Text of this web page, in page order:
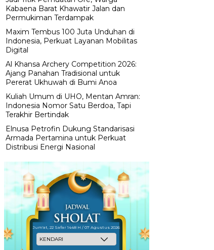
Kabaena Barat Khawatir Jalan dan
Permukiman Terdampak
Maxim Tembus 100 Juta Unduhan di
Indonesia, Perkuat Layanan Mobilitas
Digital
Al Khansa Archery Competition 2026:
Ajang Panahan Tradisional untuk
Pererat Ukhuwah di Bumi Anoa
Kuliah Umum di UHO, Mentan Amran:
Indonesia Nomor Satu Berdoa, Tapi
Terakhir Bertindak
Elnusa Petrofin Dukung Standarisasi
Armada Pertamina untuk Perkuat
Distribusi Energi Nasional
Jum'at, 22 Safar 1448 H / 07 Agustus 2026